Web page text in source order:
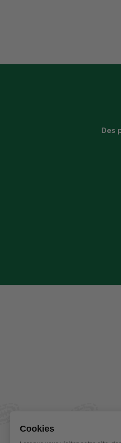
Cookies
Des